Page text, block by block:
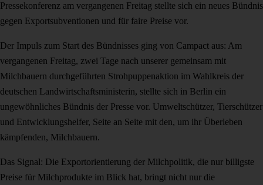
Pressekonferenz am vergangenen Freitag stellte sich ein neues Bündnis
gegen Exportsubventionen und für faire Preise vor.
Der Impuls zum Start des Bündnisses ging von Campact aus: Am
vergangenen Freitag, zwei Tage nach unserer gemeinsam mit
Milchbauern durchgeführten Strohpuppenaktion im Wahlkreis der
deutschen Landwirtschaftsministerin, stellte sich in Berlin ein
ungewöhnliches Bündnis der Presse vor. Umweltschützer, Tierschützer
und Entwicklungshelfer, Seite an Seite mit den, um ihr Überleben
kämpfenden, Milchbauern.
Das Signal: Die Exportorientierung der Milchpolitik, die nur billigste
Preise für Milchprodukte im Blick hat, bringt nicht nur die